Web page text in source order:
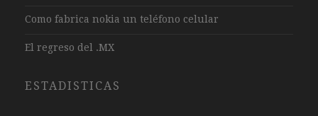
Como fabrica nokia un teléfono celular
El regreso del .MX
ESTADISTICAS